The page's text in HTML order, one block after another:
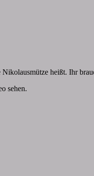
heißt. Ihr
sehen.